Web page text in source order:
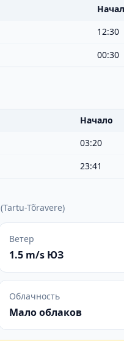
12:30
00:30
Начало
03:20
23:41
(Tartu-Tõravere)
Ветер
1.5 m/s ЮЗ
Облачность
Мало облаков